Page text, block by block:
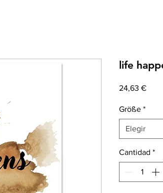
life
24,63 €
Größe *
Elegir
Cantidad *